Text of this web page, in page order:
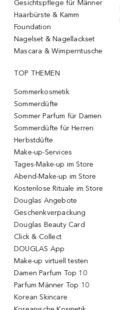
Gesichtspflege für Männer
Haarbürste & Kamm
Foundation
Nagelset & Nagellackset
Mascara & Wimperntusche
TOP THEMEN
Sommerkosmetik
Sommerdüfte
Sommer Parfum für Damen
Sommerdüfte für Herren
Herbstdüfte
Make-up-Services
Tages-Make-up im Store
Abend-Make-up im Store
Kostenlose Rituale im Store
Douglas Angebote
Geschenkverpackung
Douglas Beauty Card
Click & Collect
DOUGLAS App
Make-up virtuell testen
Damen Parfum Top 10
Parfum Männer Top 10
Korean Skincare